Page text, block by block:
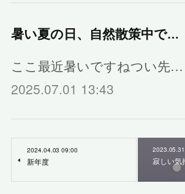
暑い夏の日、自然散策中でひとやすみ｜フリースクール
ここ最近暑いですねつい先…
2025.07.01 13:43
2024.04.03 09:00
新年度 寂しい気